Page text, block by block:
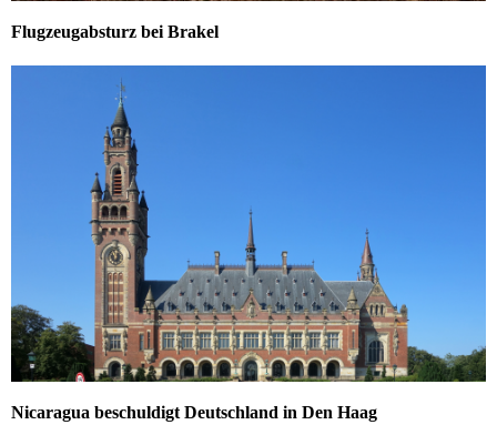
Flugzeugabsturz bei Brakel
Nicaragua beschuldigt Deutschland in Den Haag